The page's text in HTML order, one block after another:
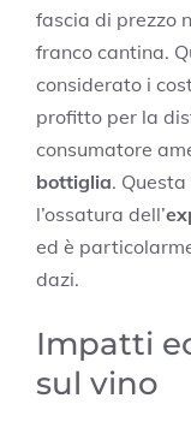
fascia di prezzo
franco cantina.
considerato i
profitto per la
consumatore
bottiglia.
l’ossatura dell’
ed è
dazi.
Impatti
sul vino